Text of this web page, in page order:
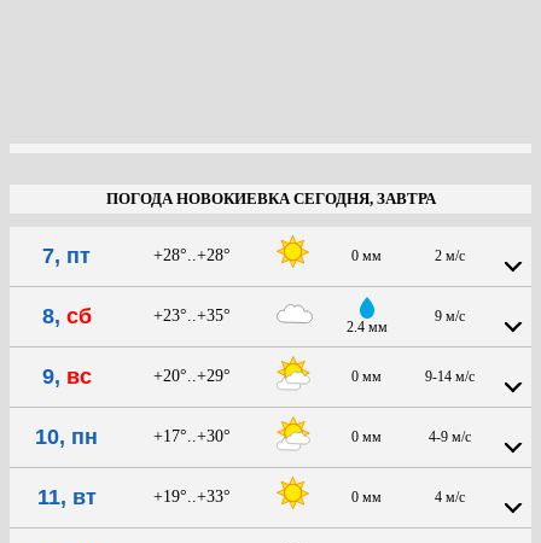
ПОГОДА НОВОКИЕВКА СЕГОДНЯ, ЗАВТРА
7, пт +28°..+28° 0 мм 2 м/с
8, сб +23°..+35°
2.4 мм
9 м/с
9, вс +20°..+29° 0 мм 9-14 м/с
10, пн +17°..+30° 0 мм 4-9 м/с
11, вт +19°..+33° 0 мм 4 м/с